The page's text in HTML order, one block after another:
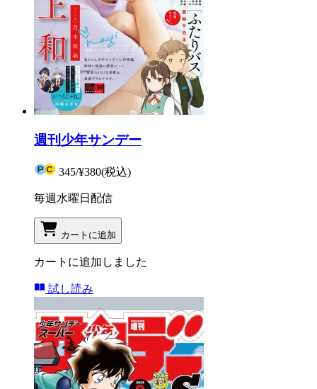
週刊少年サンデー
345/¥380(税込)
毎週水曜日配信
カートに追加
カートに追加しました
試し読み